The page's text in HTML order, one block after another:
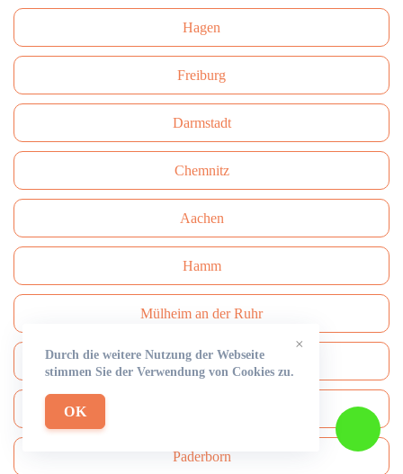
Hagen
Freiburg
Darmstadt
Сhemnitz
Aachen
Hamm
Mülheim an der Ruhr
Mönchengladbach
Paderborn
×
Durch die weitere Nutzung der Webseite
stimmen Sie der Verwendung von Cookies zu.
OK